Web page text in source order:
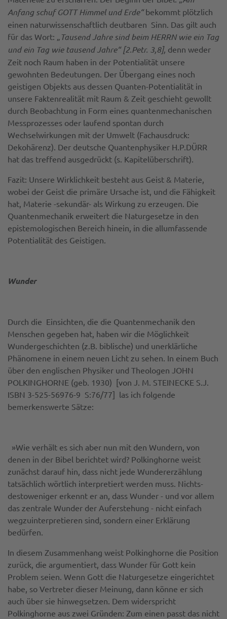
Anfang schuf GOTT Himmel und Erde“bekommt plötzlich
einen naturwissenschaftlich deutbaren Sinn. Das gilt auch
für das Wort: „
Tausend Jahre sind beim HERRN wie ein Tag
und ein Tag wie tausend Jahre“ [2.Petr. 3,8], denn weder
Zeit noch Raum haben in der Potentialität unsere
gewohnten Bedeutungen. Der Übergang eines noch
geistigen Objekts aus dessen Quanten-Potentialität in
unsere Faktenrealität mit Raum & Zeit geschieht gewollt
durch Beobachtung in Form eines quantenmechanischen
Messprozesses oder laufend spontan durch
Wechselwirkungen mit der Umwelt (Fachausdruck:
Dekohärenz). Der deutsche Quantenphysiker H.P.DÜRR
hat das treffend ausgedrückt (s. Kapitelüberschrift).
Fazit: Unsere Wirklichkeit besteht aus Geist & Materie,
wobei der Geist die primäre Ursache ist, und die Fähigkeit
hat, Materie -sekundär- als Wirkung zu erzeugen. Die
Quantenmechanik erweitert die Naturgesetze in den
epistemologischen Bereich hinein, in die allumfassende
Potentialität des Geistigen.
Wunder
Durch die Einsichten, die die Quantenmechanik den
Menschen gegeben hat, haben wir die Möglichkeit
Wundergeschichten (z.B. biblische) und unerklärliche
Phänomene in einem neuen Licht zu sehen. In einem Buch
über den englischen Physiker und Theologen JOHN
POLKINGHORNE (geb. 1930) [von J. M. STEINECKE S.J.
ISBN 3-525-56976-9 S:76/77] las ich folgende
bemerkenswerte Sätze:
»Wie verhält es sich aber nun mit den Wundern, von
denen in der Bibel berichtet wird? Polkinghorne weist
zunächst darauf hin, dass nicht jede Wundererzählung
tatsächlich wörtlich interpretiert werden muss. Nichts­
destoweniger erkennt er an, dass Wunder - und vor allem
das zentrale Wunder der Auferstehung - nicht einfach
wegzuinterpretieren sind, sondern einer Erklärung
bedürfen.
In diesem Zusammenhang weist Polkinghorne die Position
zurück, die argumentiert, dass Wunder für Gott kein
Problem seien. Wenn Gott die Naturgesetze eingerichtet
habe, so Vertreter dieser Meinung, dann könne er sich
auch über sie hinwegsetzen. Dem widerspricht
Polkinghorne aus zwei Gründen: Zum einen passt das nicht